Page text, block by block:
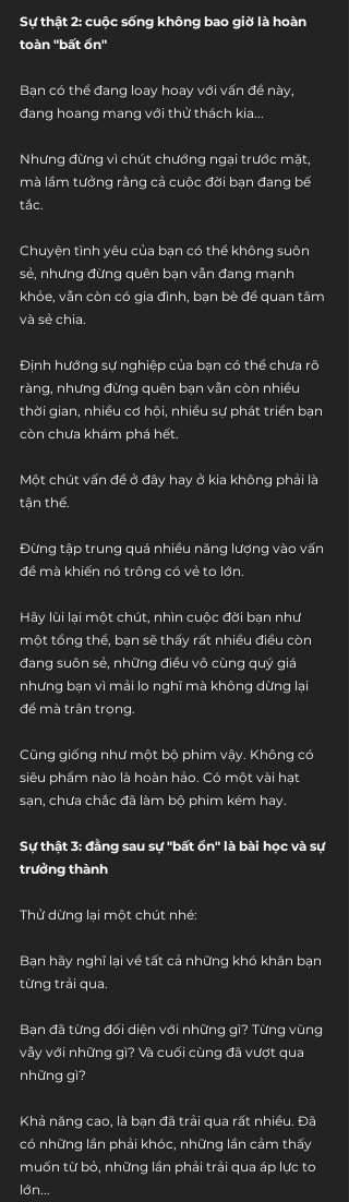
Sự thật 2: cuộc sống không bao giờ là hoàn
toàn "bất ổn"
Bạn có thể đang loay hoay với vấn đề này,
đang hoang mang với thử thách kia...
Nhưng đừng vì chút chướng ngại trước mặt,
mà lầm tưởng rằng cả cuộc đời bạn đang bế
tắc.
Chuyện tình yêu của bạn có thể không suôn
sẻ, nhưng đừng quên bạn vẫn đang mạnh
khỏe, vẫn còn có gia đình, bạn bè để quan tâm
và sẻ chia.
Định hướng sự nghiệp của bạn có thể chưa rõ
ràng, nhưng đừng quên bạn vẫn còn nhiều
thời gian, nhiều cơ hội, nhiều sự phát triển bạn
còn chưa khám phá hết.
Một chút vấn đề ở đây hay ở kia không phải là
tận thế.
Đừng tập trung quá nhiều năng lượng vào vấn
đề mà khiến nó trông có vẻ to lớn.
Hãy lùi lại một chút, nhìn cuộc đời bạn như
một tổng thể, bạn sẽ thấy rất nhiều điều còn
đang suôn sẻ, những điều vô cùng quý giá
nhưng bạn vì mải lo nghĩ mà không dừng lại
để mà trân trọng.
Cũng giống như một bộ phim vậy. Không có
siêu phẩm nào là hoàn hảo. Có một vài hạt
sạn, chưa chắc đã làm bộ phim kém hay.
Sự thật 3: đằng sau sự "bất ổn" là bài học và sự
trưởng thành
Thử dừng lại một chút nhé:
Bạn hãy nghĩ lại về tất cả những khó khăn bạn
từng trải qua.
Bạn đã từng đối diện với những gì? Từng vùng
vẫy với những gì? Và cuối cùng đã vượt qua
những gì?
Khả năng cao, là bạn đã trải qua rất nhiều. Đã
có những lần phải khóc, những lần cảm thấy
muốn từ bỏ, những lần phải trải qua áp lực to
lớn...